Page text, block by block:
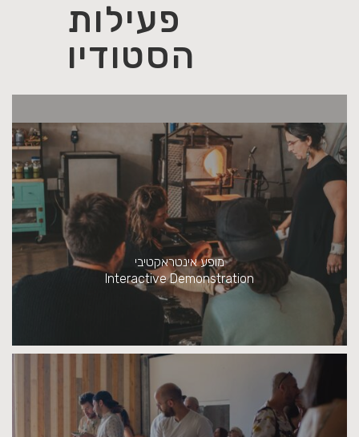
פעילות
הסטודיו
סדנאות ניפוח
Glass Blowing Workshops
מופע אינטראקטיבי
Interactive Demonstration